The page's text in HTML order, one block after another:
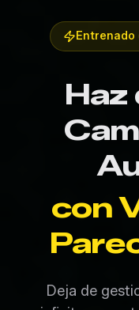
Entrenado
Haz
con
Deja de